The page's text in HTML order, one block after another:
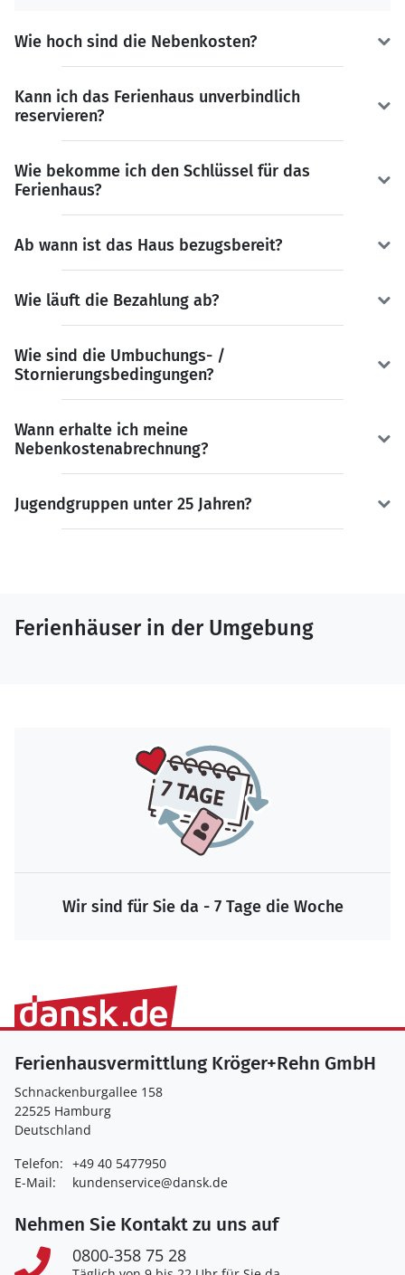
Wie hoch sind die Nebenkosten?
Kann ich das Ferienhaus unverbindlich
reservieren?
Wie bekomme ich den Schlüssel für das
Ferienhaus?
Ab wann ist das Haus bezugsbereit?
Wie läuft die Bezahlung ab?
Wie sind die Umbuchungs- /
Stornierungsbedingungen?
Wann erhalte ich meine
Nebenkostenabrechnung?
Jugendgruppen unter 25 Jahren?
Ferienhäuser in der Umgebung
Wir sind für Sie da - 7 Tage die Woche
Ferienhausvermittlung Kröger+Rehn GmbH
Schnackenburgallee 158
22525 Hamburg
Deutschland
Telefon: +49 40 5477950
E-Mail:
kundenservice@dansk.de
Nehmen Sie Kontakt zu uns auf
0800-358 75 28